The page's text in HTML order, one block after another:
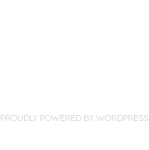
PROUDLY POWERED BY WORDPRESS